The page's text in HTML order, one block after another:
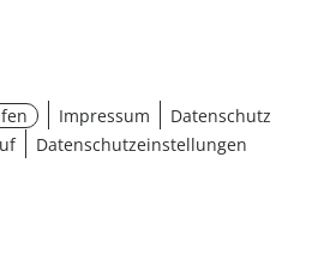
Impressum
Datenschutz
Datenschutzeinstellungen